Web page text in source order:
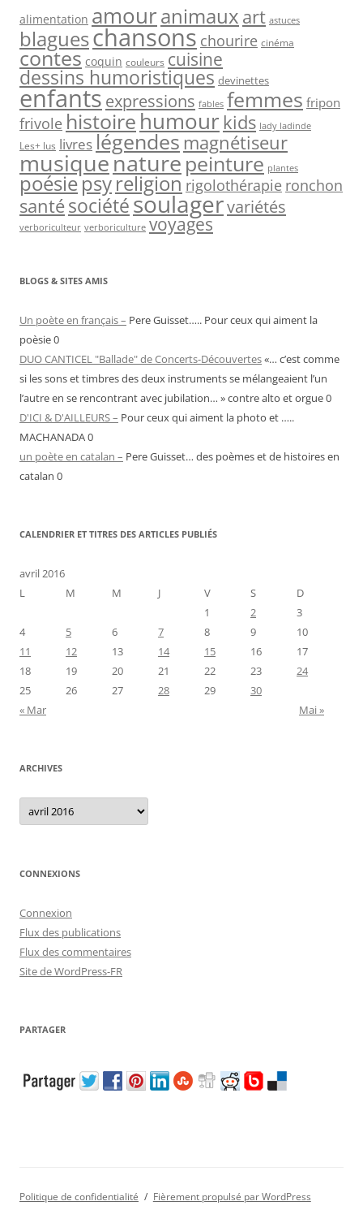
alimentation amouranimaux art astuces
blagueschansons chourire cinéma
contes coquin couleurs cuisine
dessins humoristiques devinettes
enfantsexpressions fables femmes fripon
frivole histoire humour kids lady ladinde
Les+ lus livreslégendes magnétiseur
musiquenature peinture plantes
poésiepsyreligion rigolothérapie ronchon
santésociétésoulagervariétés
verboriculteur verboriculture voyages
BLOGS & SITES AMIS
Un poète en français – Pere Guisset….. Pour ceux qui aiment la
poèsie 0
DUO CANTICEL "Ballade" de Concerts-Découvertes«… c’est comme
si les sons et timbres des deux instruments se mélangeaient l’un
l’autre en se rencontrant avec jubilation… » contre alto et orgue 0
D'ICI & D'AILLEURS – Pour ceux qui aiment la photo et …..
MACHANADA 0
un poète en catalan – Pere Guisset… des poèmes et de histoires en
catalan 0
CALENDRIER ET TITRES DES ARTICLES PUBLIÉS
avril 2016
L
M M J V S
D
1
2
3
4
5 6 7 8 9
10
11
12 13 14 15 16
17
18
19 20 21 22 23
24
25
26 27 28 29
30
« Mar
Mai »
ARCHIVES
Archives
CONNEXIONS
Connexion
Flux des publications
Flux des commentaires
Site de WordPress-FR
PARTAGER
Politique de confidentialité Fièrement propulsé par WordPress